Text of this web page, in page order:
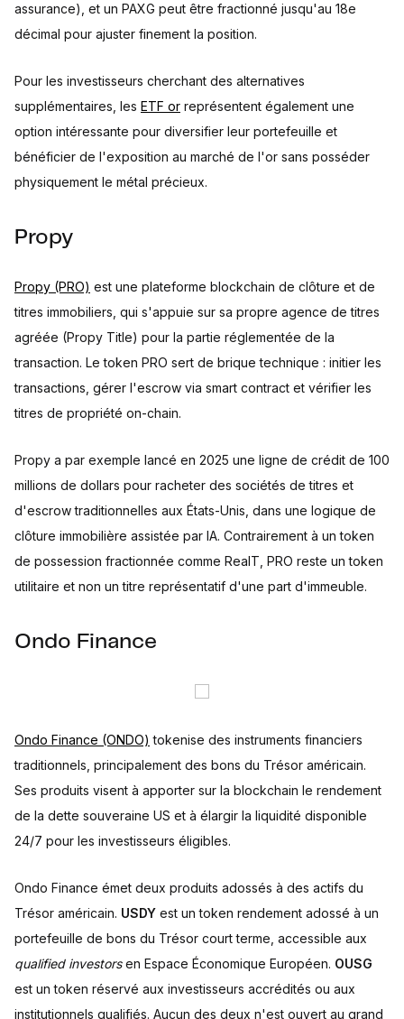
assurance), et un PAXG peut être fractionné jusqu'au 18e
décimal pour ajuster finement la position.
Pour les investisseurs cherchant des alternatives
supplémentaires, les ETF or représentent également une
option intéressante pour diversifier leur portefeuille et
bénéficier de l'exposition au marché de l'or sans posséder
physiquement le métal précieux.
Propy
Propy (PRO) est une plateforme blockchain de clôture et de
titres immobiliers, qui s'appuie sur sa propre agence de titres
agréée (Propy Title) pour la partie réglementée de la
transaction. Le token PRO sert de brique technique : initier les
transactions, gérer l'escrow via smart contract et vérifier les
titres de propriété on-chain.
Propy a par exemple lancé en 2025 une ligne de crédit de 100
millions de dollars pour racheter des sociétés de titres et
d'escrow traditionnelles aux États-Unis, dans une logique de
clôture immobilière assistée par IA. Contrairement à un token
de possession fractionnée comme RealT, PRO reste un token
utilitaire et non un titre représentatif d'une part d'immeuble.
Ondo Finance
Ondo Finance (ONDO) tokenise des instruments financiers
traditionnels, principalement des bons du Trésor américain.
Ses produits visent à apporter sur la blockchain le rendement
de la dette souveraine US et à élargir la liquidité disponible
24/7 pour les investisseurs éligibles.
Ondo Finance émet deux produits adossés à des actifs du
Trésor américain. USDY est un token rendement adossé à un
portefeuille de bons du Trésor court terme, accessible aux
qualified investorsen Espace Économique Européen. OUSG
est un token réservé aux investisseurs accrédités ou aux
institutionnels qualifiés. Aucun des deux n'est ouvert au grand